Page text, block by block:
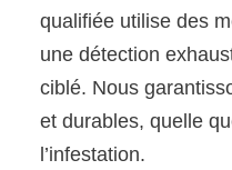
qualifiée utilise des
une détection
ciblé. Nous
et durables, quelle
l’infestation.